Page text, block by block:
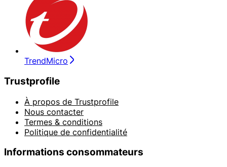
TrendMicro
Trustprofile
À propos de Trustprofile
Nous contacter
Termes & conditions
Politique de confidentialité
Informations consommateurs